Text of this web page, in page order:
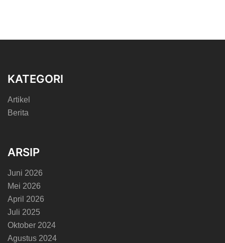
KATEGORI
Artikel
Berita
ARSIP
Juni 2026
Mei 2026
April 2026
Juli 2025
Oktober 2024
Agustus 2024